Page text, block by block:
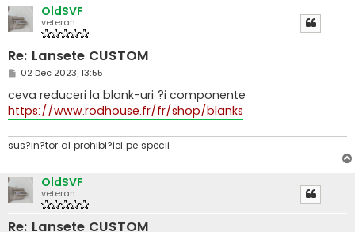
OldSVF
veteran
Re: Lansete CUSTOM
M
s
a
j
02 Dec 2023, 13:55
ceva reduceri la blank-uri ?i componente
https://www.rodhouse.fr/fr/shop/blanks
sus?in?tor al prohibi?iei pe specii
OldSVF
veteran
Re: Lansete CUSTOM